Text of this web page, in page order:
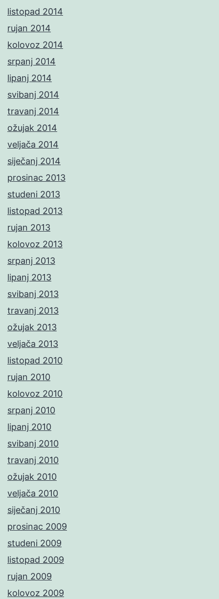
listopad 2014
rujan 2014
kolovoz 2014
srpanj 2014
lipanj 2014
svibanj 2014
travanj 2014
ožujak 2014
veljača 2014
siječanj 2014
prosinac 2013
studeni 2013
listopad 2013
rujan 2013
kolovoz 2013
srpanj 2013
lipanj 2013
svibanj 2013
travanj 2013
ožujak 2013
veljača 2013
listopad 2010
rujan 2010
kolovoz 2010
srpanj 2010
lipanj 2010
svibanj 2010
travanj 2010
ožujak 2010
veljača 2010
siječanj 2010
prosinac 2009
studeni 2009
listopad 2009
rujan 2009
kolovoz 2009